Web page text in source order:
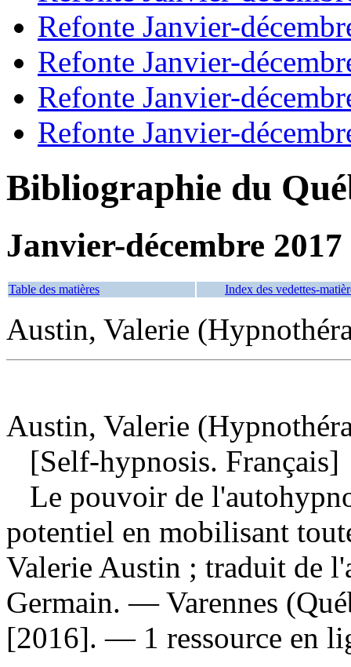
Refonte Janvier-
Refonte Janvier-
Refonte Janvier-
Refonte Janvier-
Bibliographie du
Janvier-décembre 2017
Table des matières Index des vedettes-
Austin, Valerie
Austin, Valerie
[Self-hypnosis. Français]
Le pouvoir de
potentiel en mobilisant
Valerie Austin ; traduit de
Germain. — Varennes
[2016]. — 1 ressource en